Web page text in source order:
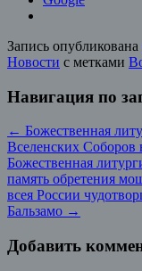
Запись опубликована
Новости с метками
Навигация по
← Божественная
Вселенских Соборов
Божественная
память обретения
всея России
Бальзамо →
Добавить